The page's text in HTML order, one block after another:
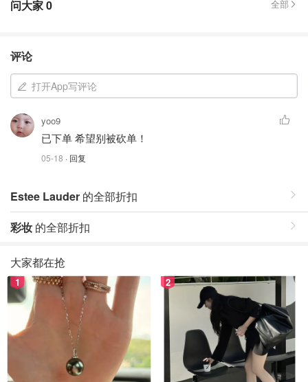
问大家0 全部
评论
打开App写评论
yoo9
已下单 希望别被砍单！
05-18 · 回复
Estee Lauder 的全部折扣
彩妆 的全部折扣
大家都在抢
1 2